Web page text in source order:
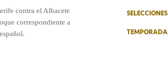
contra el Albacete
correspondiente a
SELECCIONES
TEMPORADA